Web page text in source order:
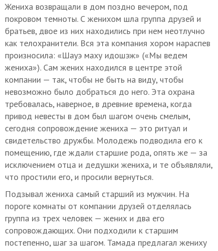
Жениха возвращали в дом поздно вечером, под
покровом темноты. С женихом шла группа друзей и
братьев, двое из них находились при нем неотлучно
как телохранители. Вся эта компания хором нараспев
произносила: «Шауэ маху идошэж» («Мы ведем
жениха»). Сам жених находился в центре этой
компании — так, чтобы не быть на виду, чтобы
невозможно было добраться до него. Эта охрана
требовалась, наверное, в древние времена, когда
привод невесты в дом был шагом очень смелым,
сегодня сопровождение жениха — это ритуал и
свидетельство дружбы. Молодежь подводила его к
помещению, где ждали старшие рода, опять же — за
исключением отца и дедушки жениха, и те объявляли,
что простили его, и просили вернуться.
Подзывал жениха самый старший из мужчин. На
пороге комнаты от компании друзей отделялась
группа из трех человек — жених и два его
сопровождающих. Они подходили к старшим
постепенно, шаг за шагом. Тамада предлагал жениху